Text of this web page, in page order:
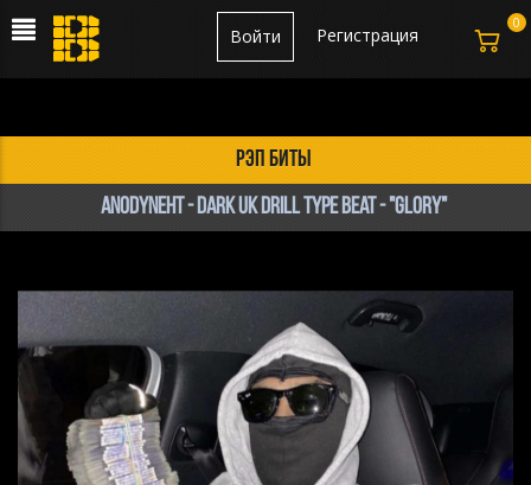
Регистрация
Войти
рэп биты
anodyneHT - Dark UK Drill Type Beat - "GLORY"
0